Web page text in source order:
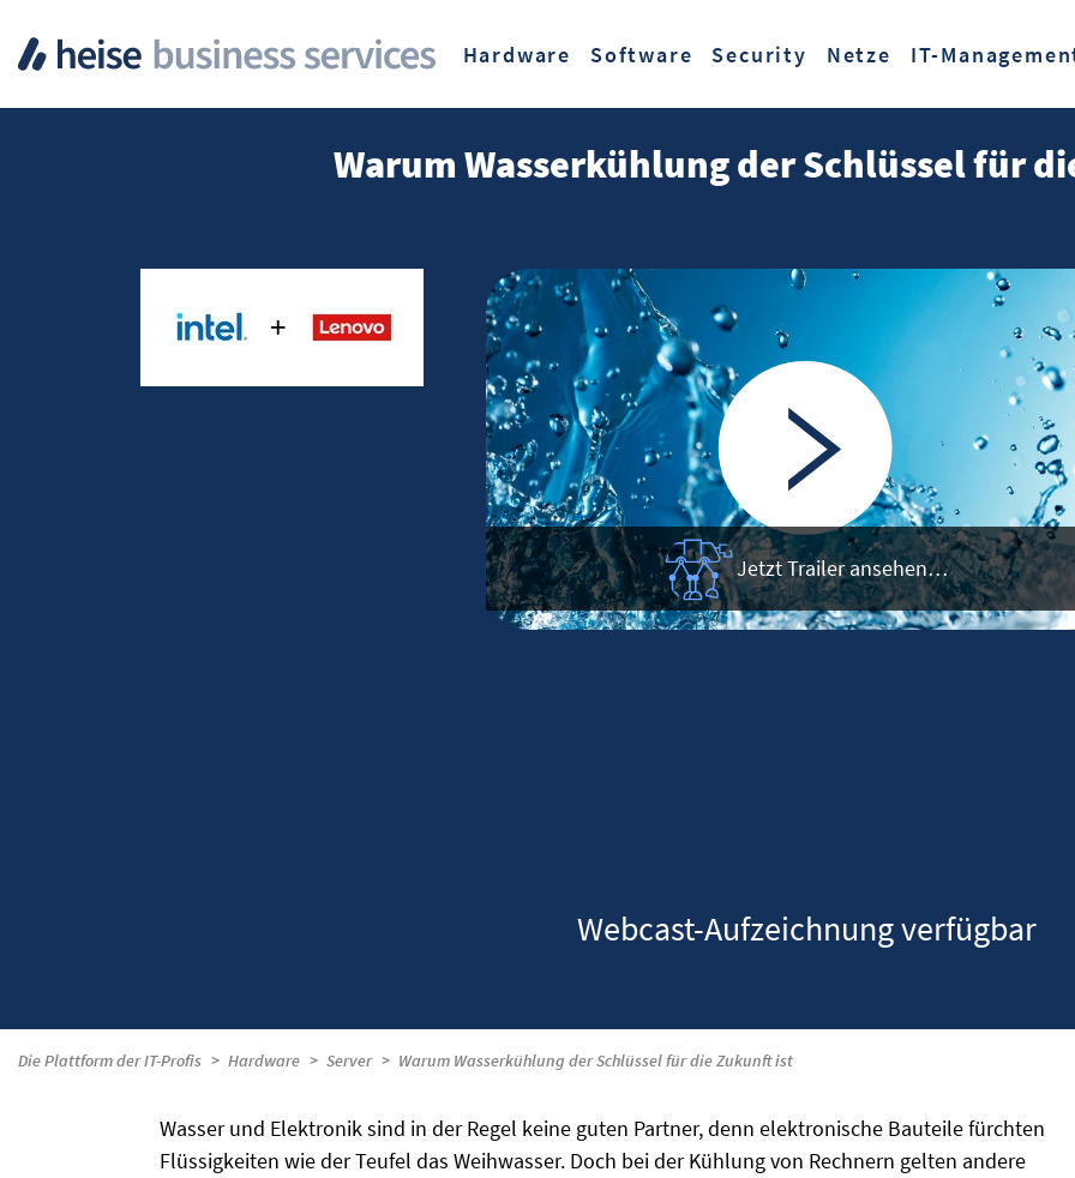
Hardware
Software Security Netze IT-
Warum Wasserkühlung der Schlüssel für
Jetzt Trailer ansehen…
Webcast-Aufzeichnung verfügbar
Die Plattform der IT-Profis Hardware Server Warum Wasserkühlung der Schlüssel für die Zukunft ist
Wasser und Elektronik sind in der Regel keine guten Partner, denn elektronische Bauteile fürchten
Flüssigkeiten wie der Teufel das Weihwasser. Doch bei der Kühlung von Rechnern gelten andere